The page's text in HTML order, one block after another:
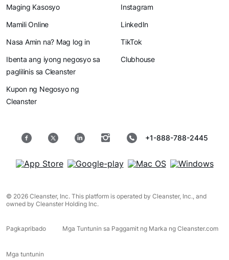
Maging Kasosyo
Mamili Online
Nasa Amin na? Mag log in
Ibenta ang iyong negosyo sa
paglilinis sa Cleanster
Kupon ng Negosyo ng
Cleanster
Instagram
LinkedIn
TikTok
Clubhouse
+1-888-788-2445
© 2026 Cleanster, Inc. This platform is operated by Cleanster, Inc., and
owned by Cleanster Holding Inc.
Pagkapribado Mga Tuntunin sa Paggamit ng Marka ng Cleanster.com
Mga tuntunin